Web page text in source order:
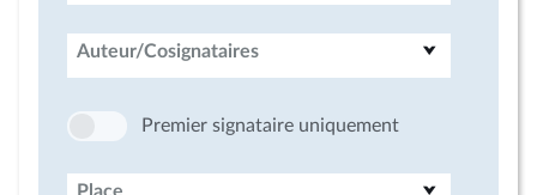
Auteur/Cosignataires
Premier signataire uniquement